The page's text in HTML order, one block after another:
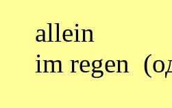
allein
im regen (